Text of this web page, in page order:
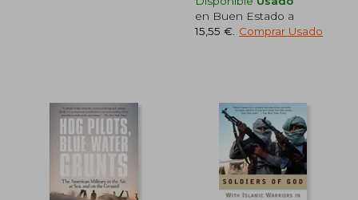
en Buen Estado a
15,55 € Comprar Usado